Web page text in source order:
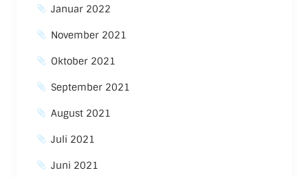
Januar 2022
November 2021
Oktober 2021
September 2021
August 2021
Juli 2021
Juni 2021